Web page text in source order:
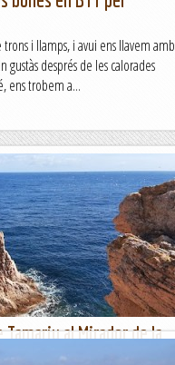
i llamps, i avui ens llavem amb
gustàs després de les calorades
ens trobem a...
Tamariu al Mirador de la